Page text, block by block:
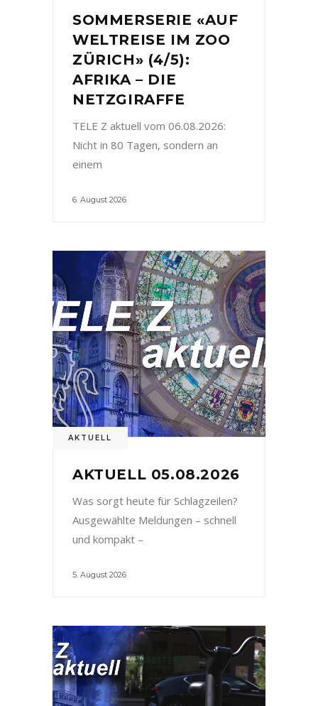
SOMMERSERIE «AUF
WELTREISE IM ZOO
ZÜRICH» (4/5):
AFRIKA – DIE
NETZGIRAFFE
TELE Z aktuell vom 06.08.2026:
Nicht in 80 Tagen, sondern an
einem
6. August 2026
AKTUELL
AKTUELL 05.08.2026
Was sorgt heute für Schlagzeilen?
Ausgewählte Meldungen – schnell
und kompakt –
5. August 2026